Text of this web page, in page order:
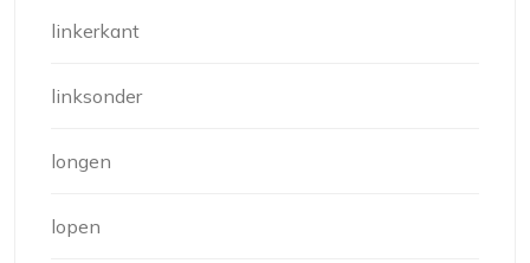
linkerkant
linksonder
longen
lopen